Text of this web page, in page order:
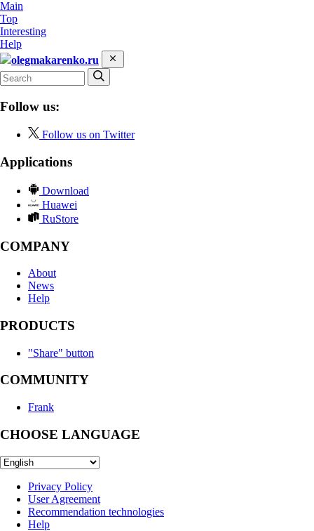
Main
Top
Interesting
Help
olegmakarenko.ru
Follow us:
Follow us on Twitter
Applications
Download
Huawei
RuStore
COMPANY
About
News
Help
PRODUCTS
"Share" button
COMMUNITY
Frank
CHOOSE LANGUAGE
Privacy Policy
User Agreement
Recommendation technologies
Help